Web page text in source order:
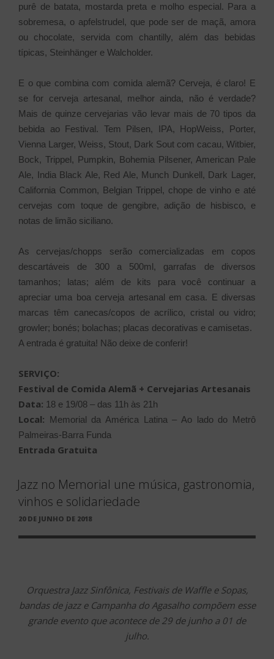
purê de batata, mostarda preta e molho especial. Para a
sobremesa, o apfelstrudel, que pode ser de maçã, amora
ou chocolate, servida com chantilly, além das bebidas
típicas, Steinhänger e Walcholder.
E o que combina com comida alemã? Cerveja, é claro! E
se for cerveja artesanal, melhor ainda, não é verdade?
Mais de quinze cervejarias vão levar mais de 70 tipos da
bebida ao Festival. Tem Pilsen, IPA, HopWeiss, Porter,
Vienna Larger, Weiss, Stout, Dark Sout com cacau, Witbier,
Bock, Trippel, Pumpkin, Bohemia Pilsener, American Pale
Ale, India Black Ale, Red Ale, Munch Dunkell, Dark Lager,
California Common, Belgian Trippel, chope de vinho e até
cervejas com toque de gengibre, adição de hisbisco, e
notas de limão siciliano.
As cervejas/chopps serão comercializadas em copos
descartáveis de 300 a 500ml, garrafas de diversos
tamanhos; latas; além de kits para você continuar a
apreciar uma boa cerveja artesanal em casa. E diversas
marcas têm canecas/copos de acrílico, cristal ou vidro;
growler; bonés; bolachas; placas decorativas e camisetas.
A entrada é gratuita! Não deixe de conferir!
SERVIÇO:
Festival de Comida Alemã + Cervejarias Artesanais
Data: 18 e 19/08 – das 11h às 21h
Local: Memorial da América Latina – Ao lado do Metrô
Palmeiras-Barra Funda
Entrada Gratuita
Jazz no Memorial une música, gastronomia,
vinhos e solidariedade
PUBLICADO
20 DE JUNHO DE 2018
Orquestra Jazz Sinfônica, Festivais de Waffle e Sopas,
bandas de jazz e Campanha do Agasalho compõem esse
grande evento que acontece de 29 de junho a 01 de
julho.